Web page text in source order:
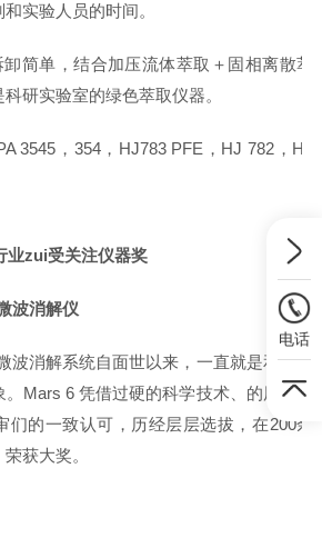
实验人员的时间。
简单，结合加压流体萃取＋固相离散萃
研实验室的绿色萃取仪器。
3545，354，HJ783 PFE，HJ 782，HJ
业zui受关注仪器奖
波消解仪
波消解系统自面世以来，一直就是和其他
Mars 6 凭借过硬的科学技术、的用户口
们的一致认可，历经层层选拔，在200余
获大奖。
电话